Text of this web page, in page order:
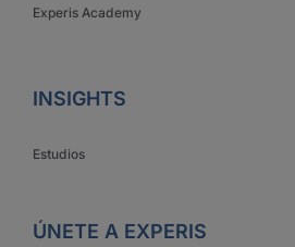
Experis Academy
INSIGHTS
Estudios
ÚNETE A EXPERIS